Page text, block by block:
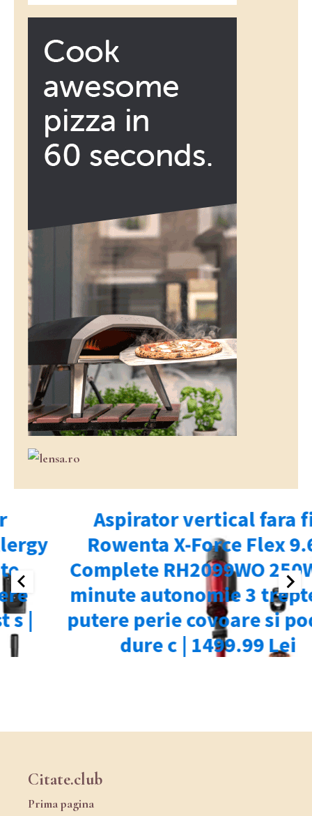
Citate.club
Prima pagina